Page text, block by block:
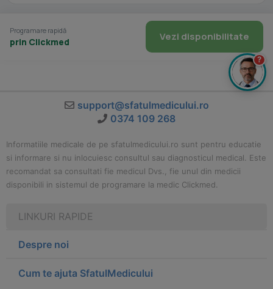
Programare rapidă
prin Clickmed Vezi disponibilitate
support@sfatulmedicului.ro
0374 109 268
Informatiile medicale de pe sfatulmedicului.ro sunt pentru educatie
si informare si nu inlocuiesc consultul sau diagnosticul medical. Este
recomandat sa consultati fie medicul Dvs., fie unul din medicii
disponibili in sistemul de programare la medic Clickmed.
LINKURI RAPIDE
Despre noi
Cum te ajuta SfatulMedicului
?